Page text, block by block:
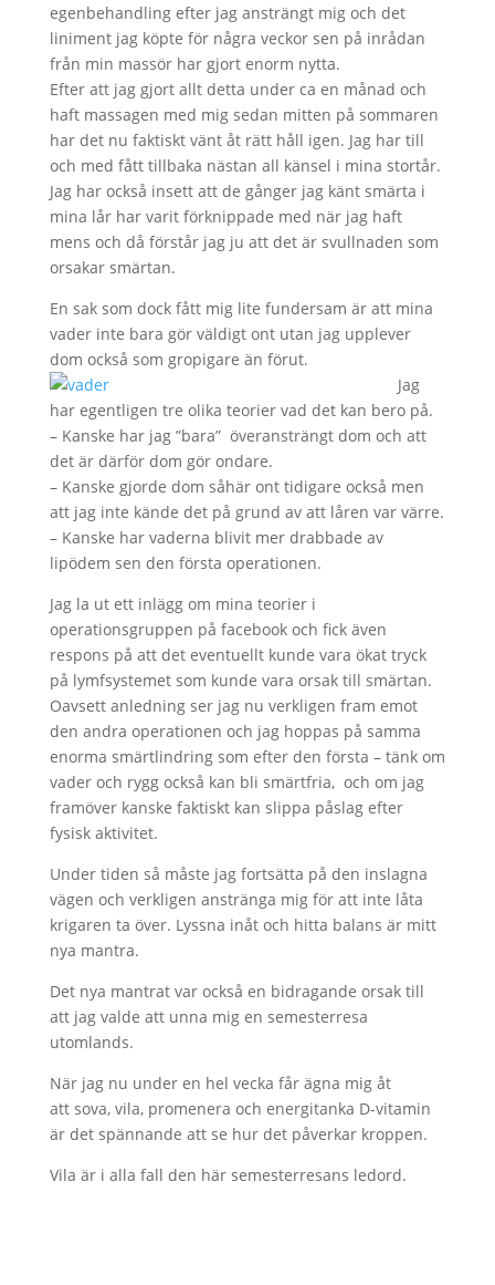
egenbehandling efter jag ansträngt mig och det
liniment jag köpte för några veckor sen på inrådan
från min massör har gjort enorm nytta.
Efter att jag gjort allt detta under ca en månad och
haft massagen med mig sedan mitten på sommaren
har det nu faktiskt vänt åt rätt håll igen. Jag har till
och med fått tillbaka nästan all känsel i mina stortår.
Jag har också insett att de gånger jag känt smärta i
mina lår har varit förknippade med när jag haft
mens och då förstår jag ju att det är svullnaden som
orsakar smärtan.
En sak som dock fått mig lite fundersam är att mina
vader inte bara gör väldigt ont utan jag upplever
dom också som gropigare än förut.
Jag
har egentligen tre olika teorier vad det kan bero på.
– Kanske har jag ”bara” överansträngt dom och att
det är därför dom gör ondare.
– Kanske gjorde dom såhär ont tidigare också men
att jag inte kände det på grund av att låren var värre.
– Kanske har vaderna blivit mer drabbade av
lipödem sen den första operationen.
Jag la ut ett inlägg om mina teorier i
operationsgruppen på facebook och fick även
respons på att det eventuellt kunde vara ökat tryck
på lymfsystemet som kunde vara orsak till smärtan.
Oavsett anledning ser jag nu verkligen fram emot
den andra operationen och jag hoppas på samma
enorma smärtlindring som efter den första – tänk om
vader och rygg också kan bli smärtfria, och om jag
framöver kanske faktiskt kan slippa påslag efter
fysisk aktivitet.
Under tiden så måste jag fortsätta på den inslagna
vägen och verkligen anstränga mig för att inte låta
krigaren ta över. Lyssna inåt och hitta balans är mitt
nya mantra.
Det nya mantrat var också en bidragande orsak till
att jag valde att unna mig en semesterresa
utomlands.
När jag nu under en hel vecka får ägna mig åt
att sova, vila, promenera och energitanka D-vitamin
är det spännande att se hur det påverkar kroppen.
Vila är i alla fall den här semesterresans ledord.